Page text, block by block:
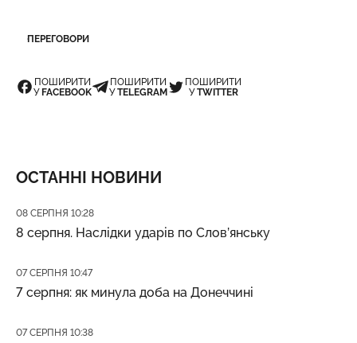
ПЕРЕГОВОРИ
ПОШИРИТИ
У FACEBOOK
ПОШИРИТИ
УTELEGRAM
ПОШИРИТИ
УTWITTER
ОСТАННІ НОВИНИ
Дата публікації
08 СЕРПНЯ 10:28
8 серпня. Наслідки ударів по Слов’янську
Дата публікації
07 СЕРПНЯ 10:47
7 серпня: як минула доба на Донеччині
Дата публікації
07 СЕРПНЯ 10:38